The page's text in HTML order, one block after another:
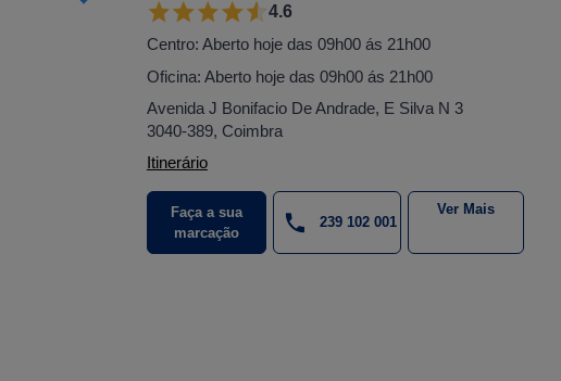
4.6
Centro: Aberto hoje das 09h00 ás 21h00
Oficina: Aberto hoje das 09h00 ás 21h00
Avenida J Bonifacio De Andrade, E Silva N 3
3040-389, Coimbra
Itinerário
Faça a sua
marcação
239 102 001
Ver Mais